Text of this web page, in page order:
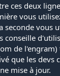
ces deux
vous
seconde vous
conseille
de
que les devs
mise à jour.